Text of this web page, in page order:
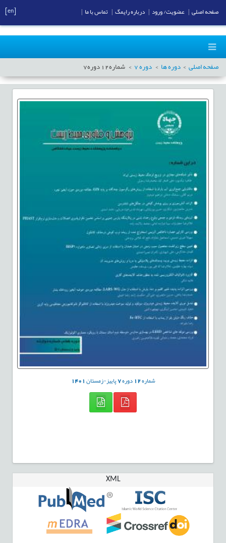
صفحه اصلی دوره ها دوره7 شماره12 دوره7
شماره12دوره7پاییز-زمستان1401
XML
صفحه اصلی عضویت/ ورود درباره رایمگ تماس با ما